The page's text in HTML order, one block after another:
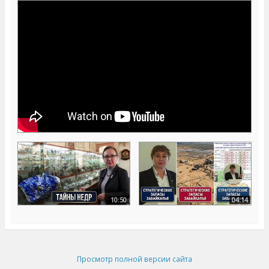
10:50 04:14
Просмотр полной версии сайта